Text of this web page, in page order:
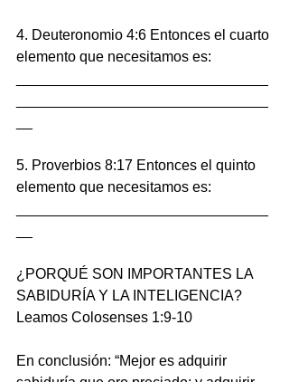
4. Deuteronomio 4:6 Entonces el cuarto
elemento que necesitamos es:
5. Proverbios 8:17 Entonces el quinto
elemento que necesitamos es:
¿PORQUÉ SON IMPORTANTES LA
SABIDURÍA Y LA INTELIGENCIA?
Leamos Colosenses 1:9-10
En conclusión: “Mejor es adquirir